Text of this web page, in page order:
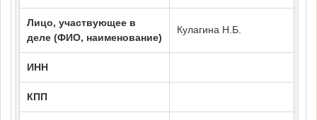
Лицо, участвующее в
деле (ФИО, наименование)
Кулагина Н.Б.
ИНН
КПП